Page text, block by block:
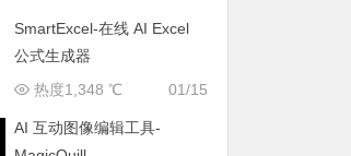
SmartExcel-在线 AI Excel
公式生成器
01/15
热度1,348 ℃
AI 互动图像编辑工具-